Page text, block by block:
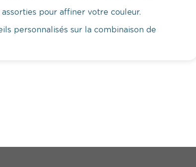
assorties pour affiner votre couleur.
personnalisés sur la combinaison de